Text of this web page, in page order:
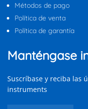
Métodos de pago
Política de venta
Política de garantía
Manténgase
Suscríbase y reciba las
instruments